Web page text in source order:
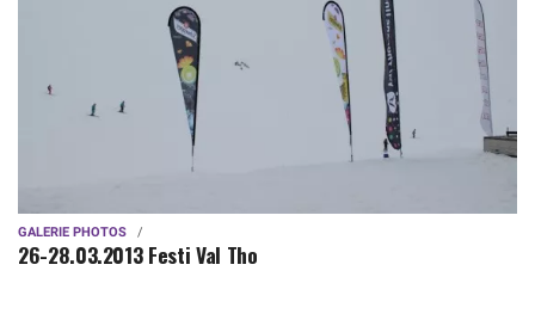
GALERIE PHOTOS
26-28.03.2013 Festi Val Tho